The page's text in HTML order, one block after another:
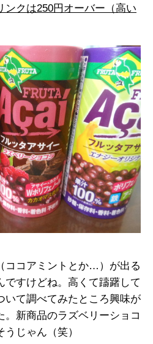
ンクは250円オーバー（高い
ココアミントとか…）が出る
ですけどね。高くて躊躇して
いて調べてみたところ興味が
。新商品のラズベリーショコ
じゃん（笑）